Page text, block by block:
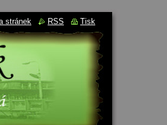
stránek RSS Tisk